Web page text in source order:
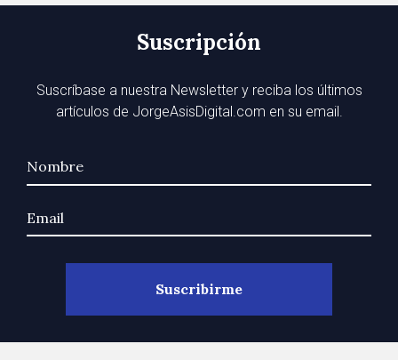
Suscripción
Suscríbase a nuestra Newsletter y reciba los últimos
artículos de JorgeAsisDigital.com en su email.